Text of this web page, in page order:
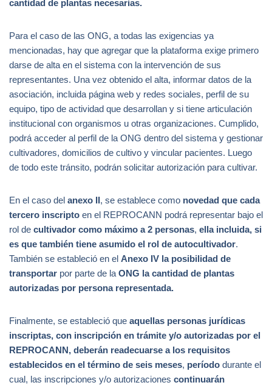
cantidad de plantas necesarias.
Para el caso de las ONG, a todas las exigencias ya
mencionadas, hay que agregar que la plataforma exige primero
darse de alta en el sistema con la intervención de sus
representantes. Una vez obtenido el alta, informar datos de la
asociación, incluida página web y redes sociales, perfil de su
equipo, tipo de actividad que desarrollan y si tiene articulación
institucional con organismos u otras organizaciones. Cumplido,
podrá acceder al perfil de la ONG dentro del sistema y gestionar
cultivadores, domicilios de cultivo y vincular pacientes. Luego
de todo este tránsito, podrán solicitar autorización para cultivar.
En el caso del anexo II, se establece como novedad que cada
tercero inscripto en el REPROCANN podrá representar bajo el
rol de cultivador como máximo a 2 personas, ella incluida, si
es que también tiene asumido el rol de autocultivador.
También se estableció en el Anexo IV la posibilidad de
transportar por parte de la ONG la cantidad de plantas
autorizadas por persona representada.
Finalmente, se estableció que aquellas personas jurídicas
inscriptas, con inscripción en trámite y/o autorizadas por el
REPROCANN, deberán readecuarse a los requisitos
establecidos en el término de seis meses, período durante el
cual, las inscripciones y/o autorizaciones continuarán